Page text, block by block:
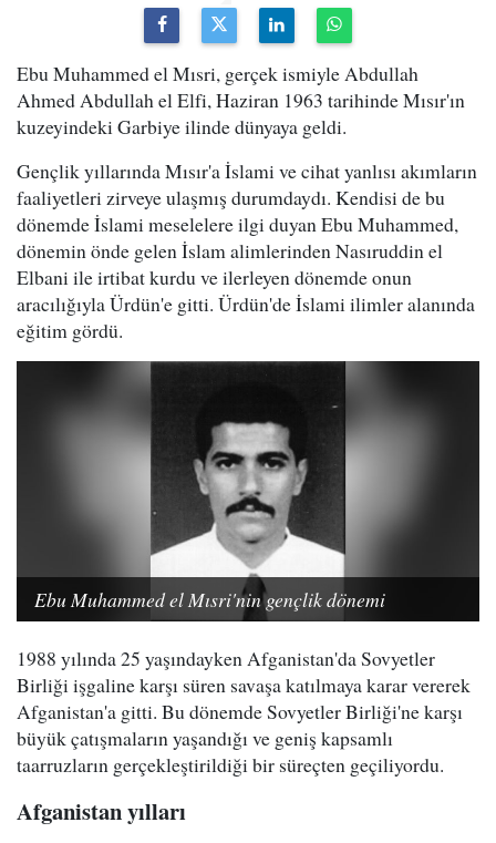
Ebu Muhammed el Mısri, gerçek ismiyle Abdullah
Ahmed Abdullah el Elfi, Haziran 1963 tarihinde Mısır'ın
kuzeyindeki Garbiye ilinde dünyaya geldi.
Gençlik yıllarında Mısır'a İslami ve cihat yanlısı akımların
faaliyetleri zirveye ulaşmış durumdaydı. Kendisi de bu
dönemde İslami meselelere ilgi duyan Ebu Muhammed,
dönemin önde gelen İslam alimlerinden Nasıruddin el
Elbani ile irtibat kurdu ve ilerleyen dönemde onun
aracılığıyla Ürdün'e gitti. Ürdün'de İslami ilimler alanında
eğitim gördü.
Ebu Muhammed el Mısri'nin gençlik dönemi
1988 yılında 25 yaşındayken Afganistan'da Sovyetler
Birliği işgaline karşı süren savaşa katılmaya karar vererek
Afganistan'a gitti. Bu dönemde Sovyetler Birliği'ne karşı
büyük çatışmaların yaşandığı ve geniş kapsamlı
taarruzların gerçekleştirildiği bir süreçten geçiliyordu.
Afganistan yılları